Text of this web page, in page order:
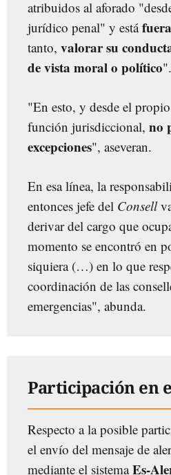
atribuidos al aforado
jurídico penal" y está
tanto, valorar su
de vista moral o político".
"En esto, y desde el
función jurisdiccional, no
excepciones", aseveran.
En esa línea, la
entonces jefe del Consell
derivar del cargo que
momento se encontró en
siquiera (…) en lo que
coordinación de las
emergencias", abunda.
Participación en
Respecto a la posible
el envío del mensaje de
mediante el sistemaEs-